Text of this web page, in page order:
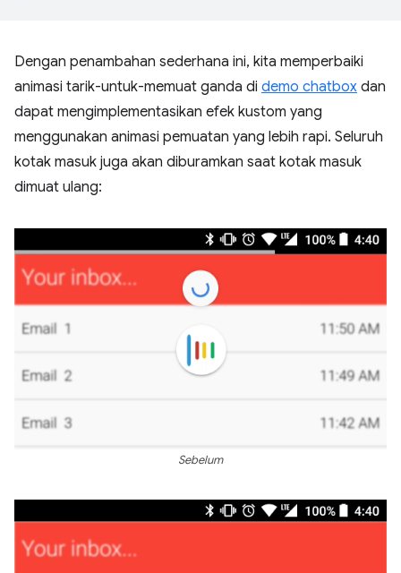
Dengan penambahan sederhana ini, kita memperbaiki
animasi tarik-untuk-memuat ganda di demo chatbox dan
dapat mengimplementasikan efek kustom yang
menggunakan animasi pemuatan yang lebih rapi. Seluruh
kotak masuk juga akan diburamkan saat kotak masuk
dimuat ulang:
Sebelum